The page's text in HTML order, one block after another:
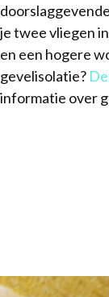
je twee vliegen
en een hogere
gevelisolatie?
informatie over